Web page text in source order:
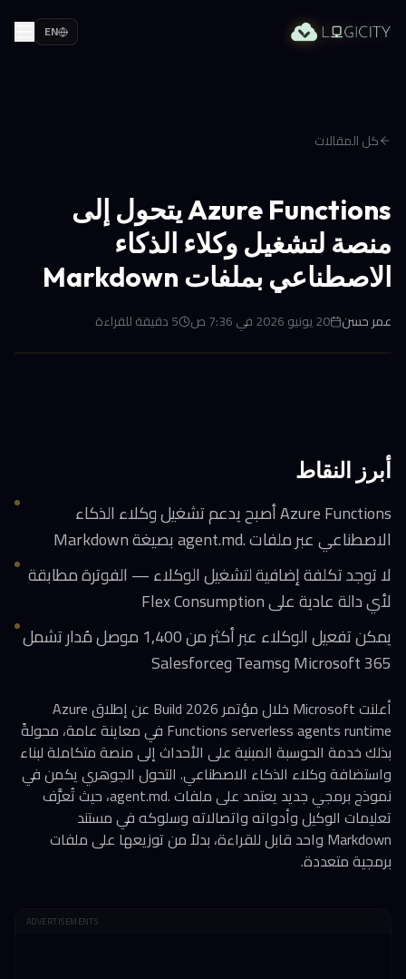
EN
كل المقالات
Azure Functions يتحول إلى
منصة لتشغيل وكلاء الذكاء
الاصطناعي بملفات Markdown
عمر حسن 20 يونيو 2026 في 7:36 ص 5دقيقة للقراءة
أبرز النقاط
Azure Functions أصبح يدعم تشغيل وكلاء الذكاء
الاصطناعي عبر ملفات .agent.md بصيغة Markdown
لا توجد تكلفة إضافية لتشغيل الوكلاء — الفوترة مطابقة
لأي دالة عادية على Flex Consumption
يمكن تفعيل الوكلاء عبر أكثر من 1,400 موصل مُدار تشمل
Microsoft 365 وTeams وSalesforce
أعلنت Microsoft خلال مؤتمر Build 2026 عن إطلاق Azure
Functions serverless agents runtime في معاينة عامة، محولةً
بذلك خدمة الحوسبة المبنية على الأحداث إلى منصة متكاملة لبناء
واستضافة وكلاء الذكاء الاصطناعي. التحول الجوهري يكمن في
نموذج برمجي جديد يعتمد على ملفات .agent.md، حيث تُعرَّف
تعليمات الوكيل وأدواته واتصالاته وسلوكه في مستند
Markdown واحد قابل للقراءة، بدلاً من توزيعها على ملفات
برمجية متعددة.
ADVERTISEMENTS